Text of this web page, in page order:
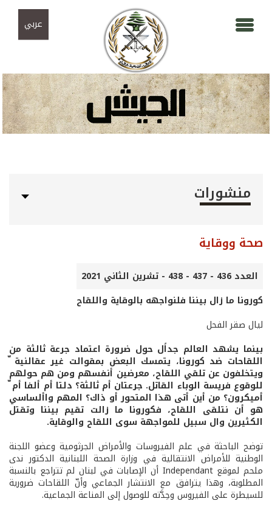
عربي
منشورات
صحة ووقاية
العدد 436 - 437 - 438 - تشرين الثاني 2021
كورونا ما زال بيننا فلنواجهه بالوقاية واللقاح
ليال صقر الفحل
بينما يشهد العالم جداًل حول ضرورة اعتماد جرعة ثالثة من
اللقاحات ضد كورونا، يتمسك البعض بمقوالت غير عقالنية ّ
ويتخلفون عن تلقي اللقاح، معرضين أنفسهم ومن هم حولهم
للوقوع فريسة الوباء القاتل. جرعتان أم ثالثة؟ دلتا أم ألفا أم ّ
أميكرون؟ من أين أتى هذا المتحور أو ذاك؟ المهم واألساسي
هو أن نتلقى اللقاح، فكورونا ما زالت تقيم بيننا وتقتل
الكثيرين وال سبيل للمواجهة سوى اللقاح والوقاية.
توضح الباحثة في علم الفيروسات والأمراض الجرثومية وعضو اللجنة
الوطنية للأمراض الانتقالية في وزارة الصحة اللبنانية الدكتور ندى
ملحم لموقع Independant أن الإصابات في لبنان لم تتراجع بالنسبة
المطلوبة، وهذا يترافق مع الانتشار الجماعي وأنّ اللقاحات ضرورية
للسيطرة على الفيروس وحِدَّته للوصول إلى المناعة الجماعية.